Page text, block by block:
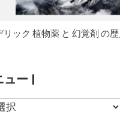
ック 植物薬 と 幻覚剤 の
ュー |